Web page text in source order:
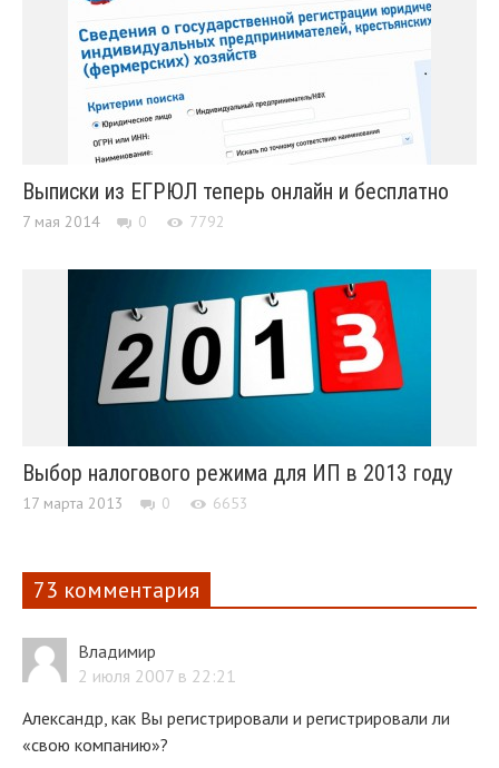
Выписки из ЕГРЮЛ теперь онлайн и бесплатно
7 мая 2014 0 7792
Выбор налогового режима для ИП в 2013 году
17 марта 2013 0 6653
73 комментария
Владимир
2 июля 2007 в 22:21
Александр, как Вы регистрировали и регистрировали ли
«свою компанию»?